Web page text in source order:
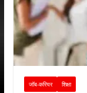
जॉब-करियर शिक्षा